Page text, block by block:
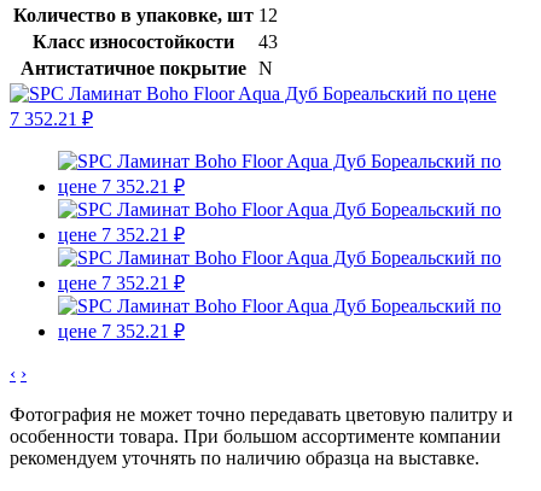
Количество в упаковке, шт 12
Класс износостойкости
43
Антистатичное покрытие N
‹ ›
Фотография не может точно передавать цветовую палитру и
особенности товара. При большом ассортименте компании
рекомендуем уточнять по наличию образца на выставке.